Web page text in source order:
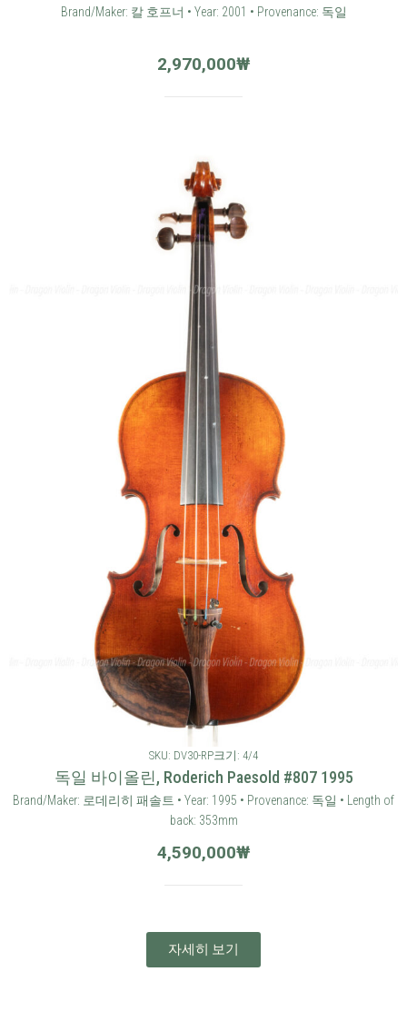
Brand/Maker: 칼 호프너 • Year: 2001 • Provenance: 독일
2,970,000₩
SKU: DV30-RP크기: 4/4
독일 바이올린, Roderich Paesold #807 1995
Brand/Maker: 로데리히 패솔트 • Year: 1995 • Provenance: 독일 • Length of
back: 353mm
4,590,000₩
자세히 보기